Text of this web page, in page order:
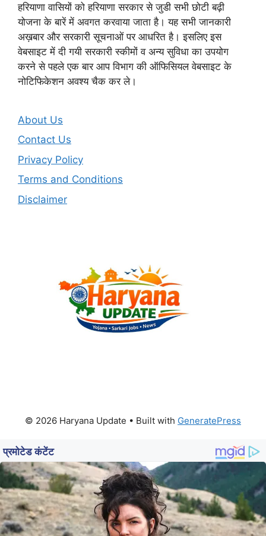
हरियाणा वासियों को हरियाणा सरकार से जुडी सभी छोटी बढ़ी
योजना के बारें में अवगत करवाया जाता है। यह सभी जानकारी
अख़बार और सरकारी सूचनाओं पर आधरित है। इसलिए इस
वेबसाइट में दी गयी सरकारी स्कीमों व अन्य सुविधा का उपयोग
करने से पहले एक बार आप विभाग की ऑफिसियल वेबसाइट के
नोटिफिकेशन अवश्य चैक कर ले।
About Us
Contact Us
Privacy Policy
Terms and Conditions
Disclaimer
© 2026 Haryana Update • Built with GeneratePress